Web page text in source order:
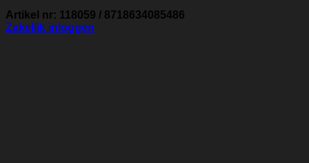
Artikel nr: 118059 / 8718634085486
Zakelijk inloggen